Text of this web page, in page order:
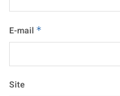
E-mail *
Site